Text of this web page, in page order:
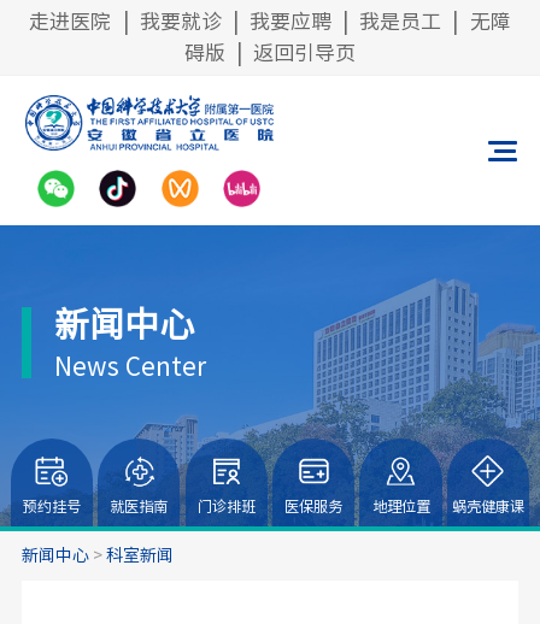
走进医院 我要就诊 我要应聘 我是员工
无障
碍版
返回引导页
新闻中心
News Center
预约挂号 就医指南 门诊排班 医保服务 地理位置 蜗壳健康课
新闻中心> 科室新闻